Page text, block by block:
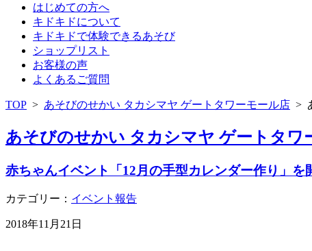
はじめての方へ
キドキドについて
キドキドで体験できるあそび
ショップリスト
お客様の声
よくあるご質問
TOP > あそびのせかい タカシマヤ ゲートタワーモール店 >
あそびのせかい タカシマヤ ゲートタワ
赤ちゃんイベント「12月の手型カレンダー作り」を
カテゴリー： イベント報告
2018年11月21日